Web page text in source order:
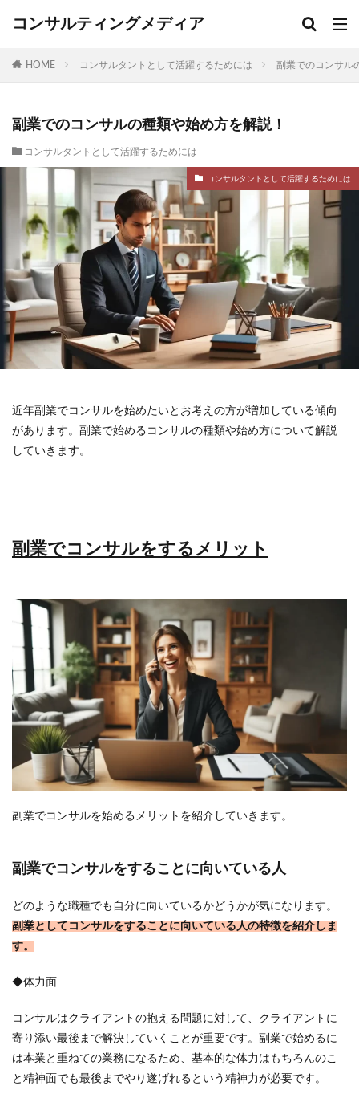
コンサルティングメディア
HOME コンサルタントとして活躍するためには 副業でのコンサル
副業でのコンサルの種類や始め方を解説！
コンサルタントとして活躍するためには
コンサルタントとして活躍するためには
近年副業でコンサルを始めたいとお考えの方が増加している傾向
があります。副業で始めるコンサルの種類や始め方について解説
していきます。
副業でコンサルをするメリット
副業でコンサルを始めるメリットを紹介していきます。
副業でコンサルをすることに向いている人
どのような職種でも自分に向いているかどうかが気になります。
副業としてコンサルをすることに向いている人の特徴を紹介しま
す。
◆体力面
コンサルはクライアントの抱える問題に対して、クライアントに
寄り添い最後まで解決していくことが重要です。副業で始めるに
は本業と重ねての業務になるため、基本的な体力はもちろんのこ
と精神面でも最後までやり遂げれるという精神力が必要です。